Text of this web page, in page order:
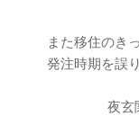
また移住のき
発注時期を誤
夜玄